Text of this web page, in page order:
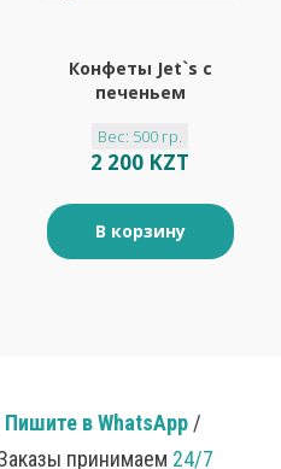
Конфеты Jet`s с
печеньем
Вес: 500 гр.
2 200 KZT
В корзину
Пишите в WhatsApp /
принимаем 24/7